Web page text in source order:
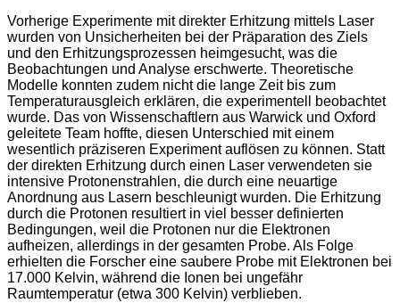
Vorherige Experimente mit direkter Erhitzung mittels Laser
wurden von Unsicherheiten bei der Präparation des Ziels
und den Erhitzungsprozessen heimgesucht, was die
Beobachtungen und Analyse erschwerte. Theoretische
Modelle konnten zudem nicht die lange Zeit bis zum
Temperaturausgleich erklären, die experimentell beobachtet
wurde. Das von Wissenschaftlern aus Warwick und Oxford
geleitete Team hoffte, diesen Unterschied mit einem
wesentlich präziseren Experiment auflösen zu können. Statt
der direkten Erhitzung durch einen Laser verwendeten sie
intensive Protonenstrahlen, die durch eine neuartige
Anordnung aus Lasern beschleunigt wurden. Die Erhitzung
durch die Protonen resultiert in viel besser definierten
Bedingungen, weil die Protonen nur die Elektronen
aufheizen, allerdings in der gesamten Probe. Als Folge
erhielten die Forscher eine saubere Probe mit Elektronen bei
17.000 Kelvin, während die Ionen bei ungefähr
Raumtemperatur (etwa 300 Kelvin) verblieben.